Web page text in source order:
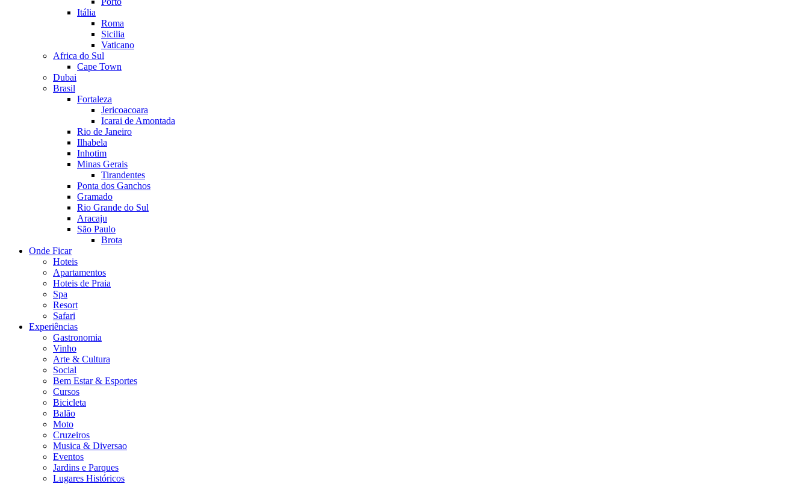
Itália
Roma
Sicilia
Vaticano
Africa do Sul
Cape Town
Dubai
Brasil
Fortaleza
Jericoacoara
Icarai de Amontada
Rio de Janeiro
Ilhabela
Inhotim
Minas Gerais
Tirandentes
Ponta dos Ganchos
Gramado
Rio Grande do Sul
Aracaju
São Paulo
Brota
Onde Ficar
Hoteis
Apartamentos
Hoteis de Praia
Spa
Resort
Safari
Experiências
Gastronomia
Vinho
Arte & Cultura
Social
Bem Estar & Esportes
Cursos
Bicicleta
Balão
Moto
Cruzeiros
Musica & Diversao
Eventos
Jardins e Parques
Lugares Históricos